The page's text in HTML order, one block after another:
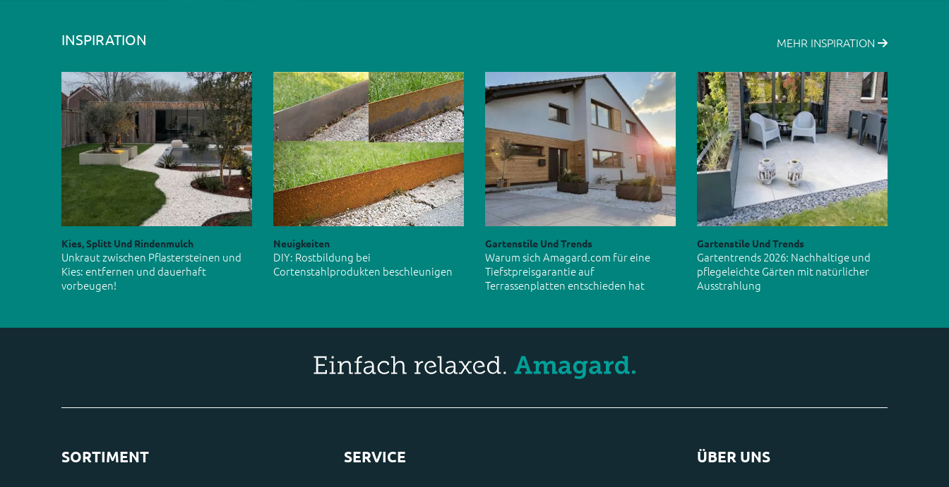
INSPIRATION MEHR INSPIRATION
Kies, Splitt Und Rindenmulch
Unkraut zwischen Pflastersteinen und
Kies: entfernen und dauerhaft
vorbeugen!
Neuigkeiten
DIY: Rostbildung bei
Cortenstahlprodukten beschleunigen
Gartenstile Und Trends
Warum sich Amagard.com für eine
Tiefstpreisgarantie auf
Terrassenplatten entschieden hat
Gartenstile Und Trends
Gartentrends 2026: Nachhaltige und
pflegeleichte Gärten mit natürlicher
Ausstrahlung
SORTIMENT SERVICE ÜBER UNS